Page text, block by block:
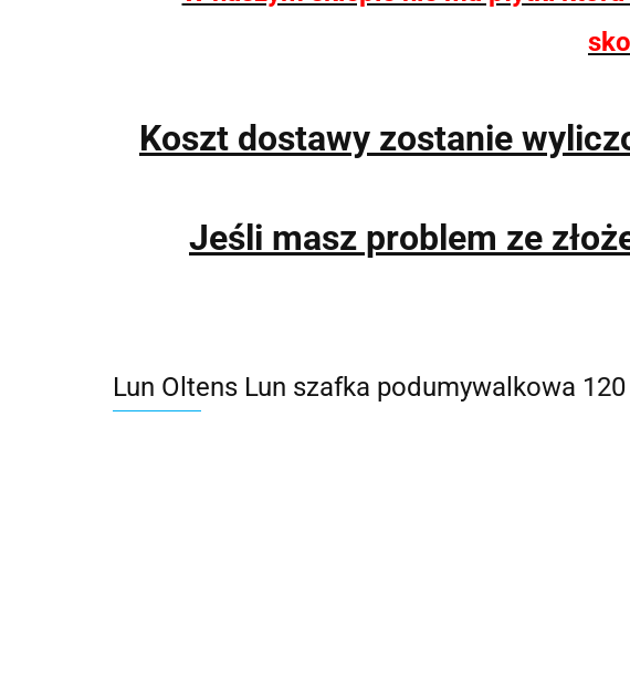
Koszt dostawy zostanie
Jeśli masz problem ze
Lun Oltens Lun szafka podumywalkowa